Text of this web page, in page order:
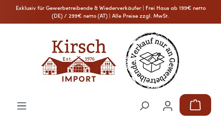
Zum Hauptinhalt springen
Exklusiv für Gewerbetreibende & Wiederverkäufer | Frei Haus ab 199€ netto
(DE) / 299€ netto (AT) | Alle Preise zzgl. MwSt.